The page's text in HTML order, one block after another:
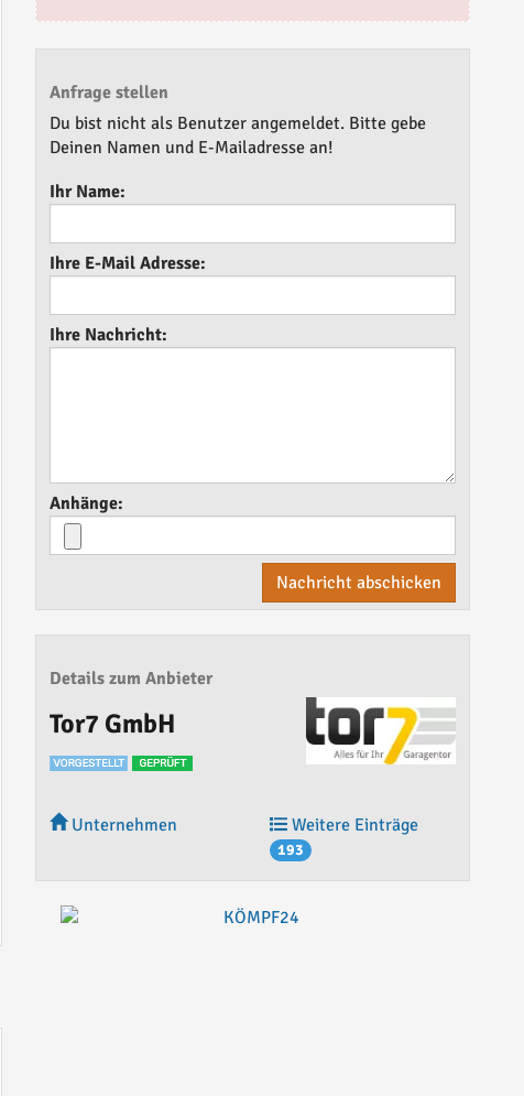
Anfrage stellen
Du bist nicht als Benutzer angemeldet. Bitte gebe
Deinen Namen und E-Mailadresse an!
Ihr Name:
Ihre E-Mail Adresse:
Ihre Nachricht:
Anhänge:
Nachricht abschicken
Details zum Anbieter
Tor7 GmbH
Unternehmen Weitere Einträge
193